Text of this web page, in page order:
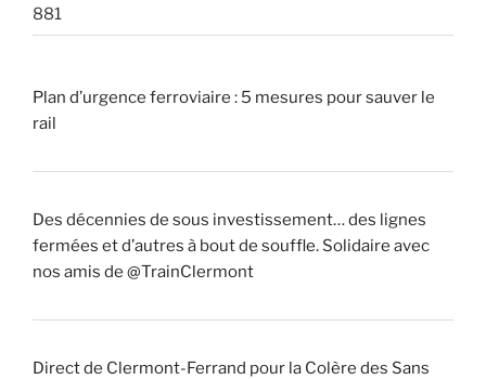
881
Plan d’urgence ferroviaire : 5 mesures pour sauver le
rail
Des décennies de sous investissement… des lignes
fermées et d’autres à bout de souffle. Solidaire avec
nos amis de @TrainClermont
Direct de Clermont-Ferrand pour la Colère des Sans